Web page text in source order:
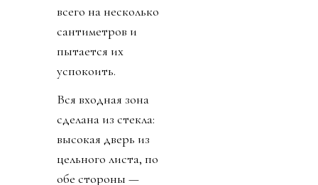
всего на несколько
сантиметров и
пытается их
успокоить.
Вся входная зона
сделана из стекла:
высокая дверь из
цельного листа, по
обе стороны —